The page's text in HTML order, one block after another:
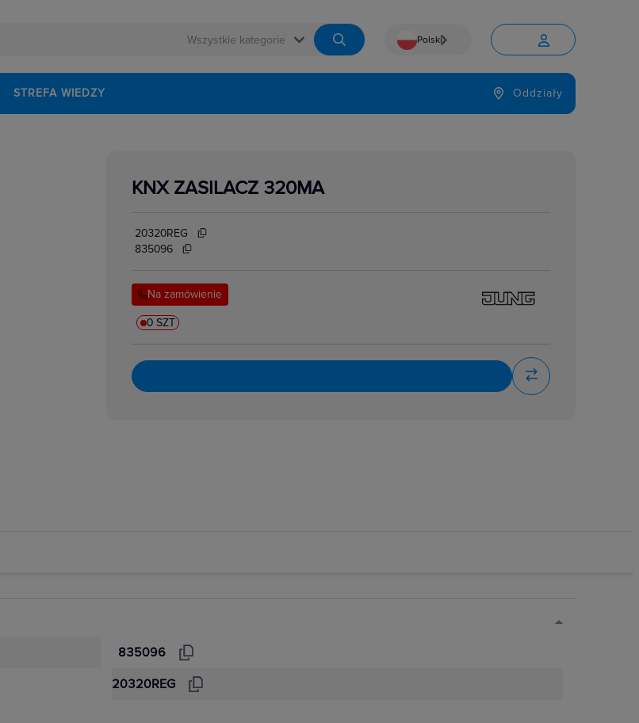
 Polski
Język

STREFA WIEDZY Oddziały
KNX ZASILACZ 320MA
20320REG
835096
Na zamówienie
0 SZT
835096
20320REG